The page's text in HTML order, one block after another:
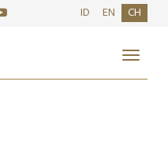
ID EN CH